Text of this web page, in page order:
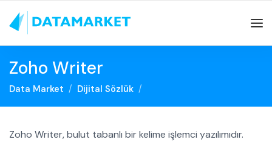
Zoho Writer
Data Market Dijital Sözlük
Zoho Writer, bulut tabanlı bir kelime işlemci yazılımıdır.